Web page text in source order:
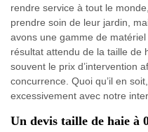
rendre service à tout le
prendre soin de leur jardin,
avons une gamme de
résultat attendu de la taille de
souvent le prix d’intervention
concurrence. Quoi qu’il en
excessivement avec notre
Un devis taille de haie à